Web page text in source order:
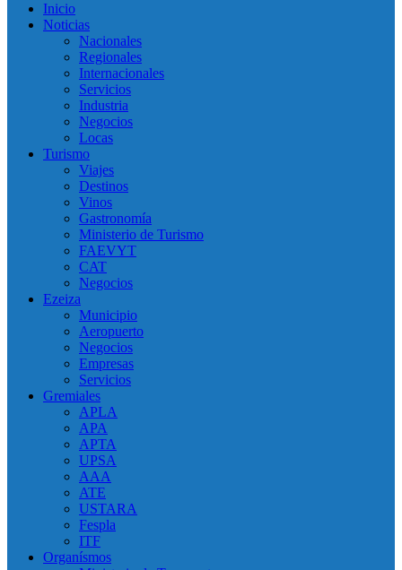
Inicio
Noticias
Nacionales
Regionales
Internacionales
Servicios
Industria
Negocios
Locas
Turismo
Viajes
Destinos
Vinos
Gastronomía
Ministerio de Turismo
FAEVYT
CAT
Negocios
Ezeiza
Municipio
Aeropuerto
Negocios
Empresas
Servicios
Gremiales
APLA
APA
APTA
UPSA
AAA
ATE
USTARA
Fespla
ITF
Organísmos